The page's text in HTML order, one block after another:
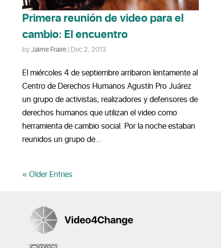
Primera reunión de video para el
cambio: El encuentro
byJaime Fraire| Dec 2, 2013
El miércoles 4 de septiembre arribaron lentamente al
Centro de Derechos Humanos Agustín Pro Juárez
un grupo de activistas, realizadores y defensores de
derechos humanos que utilizan el video como
herramienta de cambio social. Por la noche estaban
reunidos un grupo de...
« Older Entries